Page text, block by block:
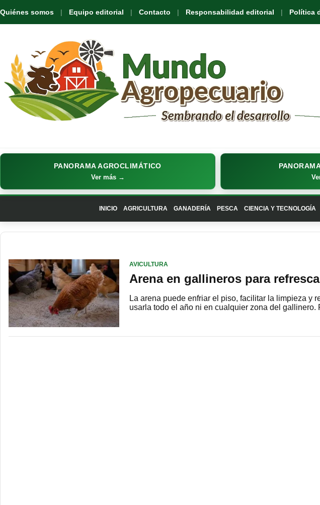
Quiénes somos Equipo editorial Contacto Responsabilidad editorial Política
PANORAMA AGROCLIMÁTICO
Ver más →
INICIO AGRICULTURA GANADERÍA PESCA CIENCIA Y TECNOLOGÍA
AVICULTURA
Arena en gallineros para
La arena puede enfriar el piso, facilitar la limpieza y
usarla todo el año ni en cualquier zona del